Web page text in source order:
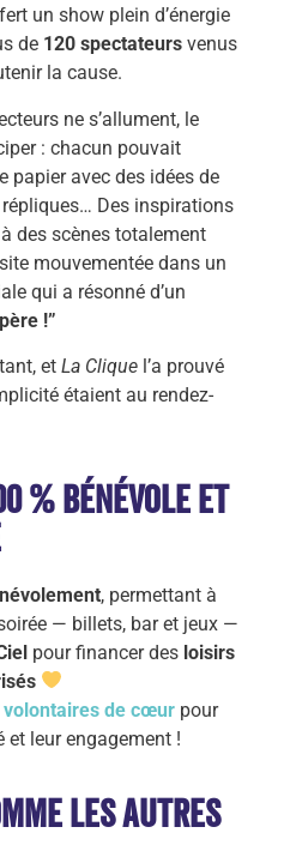
un show plein d’énergie
de 120 spectateurs venus
la cause.
ne s’allument, le
: chacun pouvait
papier avec des idées de
Des inspirations
des scènes totalement
mouvementée dans un
qui a résonné d’un
!”
et La Clique l’a prouvé
étaient au rendez-
% bénévole et
, permettant à
— billets, bar et jeux —
pour financer des loisirs
volontaires de cœur pour
et leur engagement !
les autres